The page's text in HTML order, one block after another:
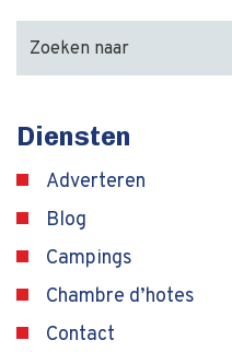
Diensten
Adverteren
Blog
Campings
Chambre d’hotes
Contact